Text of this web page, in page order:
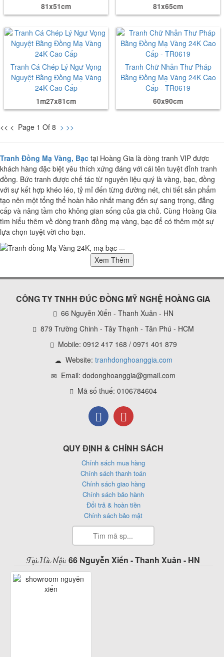
81x51cm
81x65cm
Tranh Cá Chép Lý Ngư Vọng
Nguyệt Bằng Đồng Mạ Vàng
24K Cao Cấp
1m27x81cm
Tranh Chữ Nhẫn Thư Pháp
Bằng Đồng Mạ Vàng 24K Cao
Cấp - TR0619
60x90cm
<< < Page 1 Of 8 > >>
Tranh Đồng Mạ Vàng, Bạc tại Hoàng Gia là dòng tranh VIP được
khách hàng đặc biệt yêu thích xứng đáng với cái tên tuyệt đỉnh tranh
đồng. Bức tranh được chế tác từ nguyên liệu quý là vàng, bạc, đồng
với sự kết hợp khéo léo, tỷ mỉ đến từng đường nét, chi tiết sản phẩm
tạo nên một tổng thể hoàn hảo nhất mang đến sự sang trọng, đẳng
cấp và nâng tầm cho không gian sống của gia chủ. Cùng Hoàng Gia
tìm hiểu thêm về dòng tranh đồng mạ vàng, bạc để có thêm một sự
lựa chọn tuyệt vời cho bạn.
...
Xem Thêm
CÔNG TY TNHH ĐÚC ĐỒNG MỸ NGHỆ HOÀNG GIA
66 Nguyễn Xiển - Thanh Xuân - HN
879 Trường Chinh - Tây Thạnh - Tân Phú - HCM
Mobile: 0912 417 168 / 0971 401 879
Website: tranhdonghoanggia.com
Email: dodonghoanggia@gmail.com
Mã số thuế: 0106784604
QUY ĐỊNH & CHÍNH SÁCH
Chính sách mua hàng
Chính sách thanh toán
Chính sách giao hàng
Chính sách bảo hành
Đổi trả & hoàn tiền
Chính sách bảo mật
Tại Hà Nội: 66 Nguyễn Xiển - Thanh Xuân - HN